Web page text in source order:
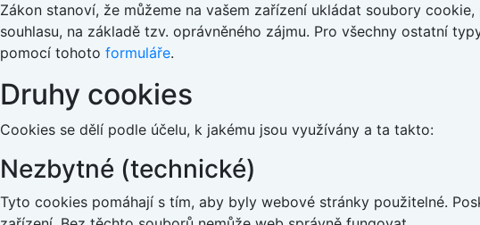
Zákon stanoví, že můžeme na vašem zařízení ukládat soubory
souhlasu, na základě tzv. oprávněného zájmu. Pro všechny ostatní
pomocí tohoto formuláře.
Druhy cookies
Cookies se dělí podle účelu, k jakému jsou využívány a ta takto:
Nezbytné (technické)
Tyto cookies pomáhají s tím, aby byly webové stránky použitelné.